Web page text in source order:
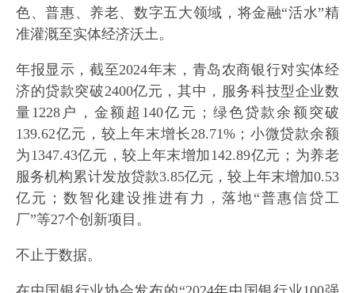
色、普惠、养老、数字五大领域，将金融“活水”精
准灌溉至实体经济沃土。
年报显示，截至2024年末，青岛农商银行对实体经
济的贷款突破2400亿元，其中，服务科技型企业数
量1228户，金额超140亿元；绿色贷款余额突破
139.62亿元，较上年末增长28.71%；小微贷款余额
为1347.43亿元，较上年末增加142.89亿元；为养老
服务机构累计发放贷款3.85亿元，较上年末增加0.53
亿元；数智化建设推进有力，落地“普惠信贷工
厂”等27个创新项目。
不止于数据。